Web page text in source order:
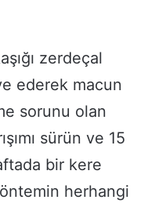
zerdeçal
ederek macun
sorunu olan
sürün ve 15
bir kere
herhangi